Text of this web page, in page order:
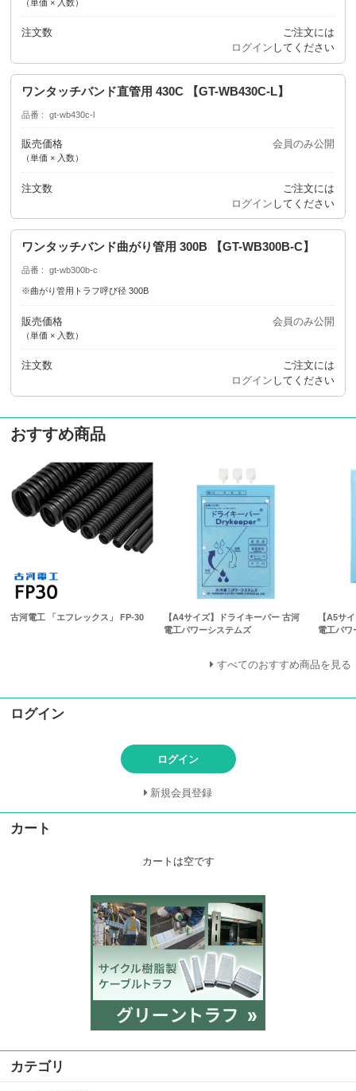
（単価 × 入数）
注文数
ご注文には
ログイン してください
ワンタッチバンド直管用 430C 【GT-WB430C-L】
品番 gt-wb430c-l
販売価格
（単価 × 入数）
会員のみ公開
注文数
ご注文には
ログイン してください
ワンタッチバンド曲がり管用 300B 【GT-WB300B-C】
品番 gt-wb300b-c
※曲がり管用トラフ呼び径 300B
販売価格
（単価 × 入数）
会員のみ公開
注文数
ご注文には
ログイン してください
おすすめ商品
古河電工 「エフレックス」 FP-30
【A4サイズ】ドライキーパー 古河
電工パワーシステムズ
【A5サ
電工パワ
すべてのおすすめ商品を見る
ログイン
ログイン
新規会員登録
カート
カートは空です
カテゴリ